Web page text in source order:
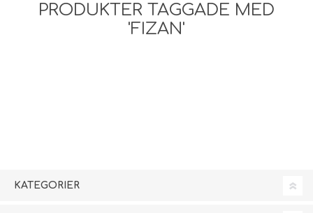
PRODUKTER TAGGADE MED
'FIZAN'
KATEGORIER